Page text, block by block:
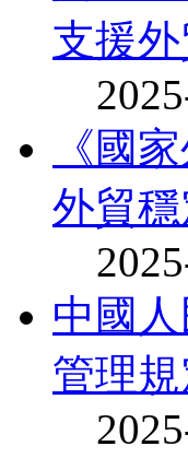
支援
《國
外貿
中國
管理